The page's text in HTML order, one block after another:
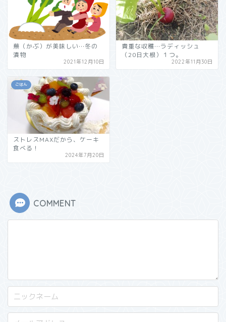
蕪（かぶ）が美味しい…冬の
漬物
2021年12月10日
貴重な収穫…ラディッシュ
（20日大根）１つ。
2022年11月30日
ごはん
ストレスMAXだから、ケーキ
食べる！
2024年7月20日
COMMENT